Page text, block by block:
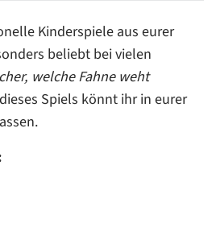
Kinderspiele aus eurer
beliebt bei vielen
welche Fahne weht
Spiels könnt ihr in eurer